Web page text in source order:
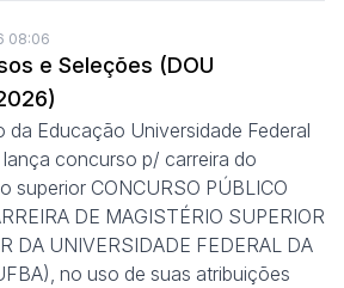
08:06
e Seleções (DOU
da Educação Universidade Federal
lança concurso p/ carreira do
superior CONCURSO PÚBLICO
DE MAGISTÉRIO SUPERIOR
DA UNIVERSIDADE FEDERAL DA
no uso de suas atribuições